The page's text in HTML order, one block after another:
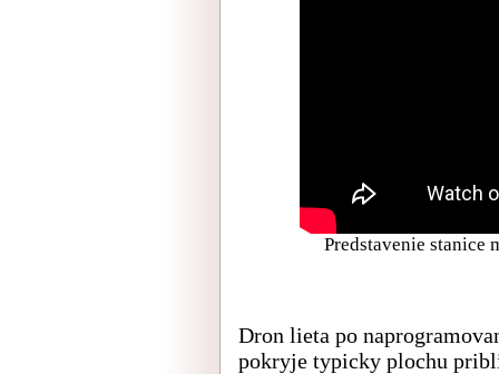
Predstavenie stanice
Dron lieta po
pokryje typicky plochu